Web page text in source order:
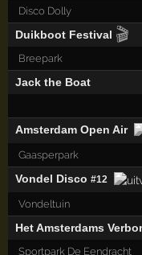
Disco Dolly
Duikboot Festival 🎬
Breepark
Jack the Boat
Amsterdam Open Air
Gaasperpark
Vondel Disco #12
Vondeltuin
Het Amsterdams
Sportpark De Eendracht